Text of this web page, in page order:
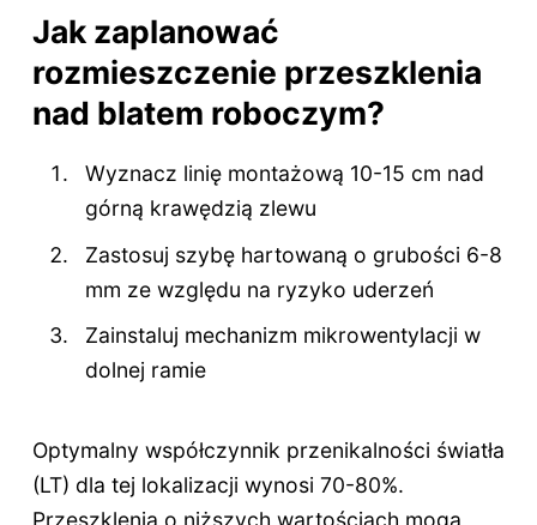
Jak zaplanować
rozmieszczenie przeszklenia
nad blatem roboczym?
Wyznacz linię montażową 10-15 cm nad
górną krawędzią zlewu
Zastosuj szybę hartowaną o grubości 6-8
mm ze względu na ryzyko uderzeń
Zainstaluj mechanizm mikrowentylacji w
dolnej ramie
Optymalny współczynnik przenikalności światła
(LT) dla tej lokalizacji wynosi 70-80%.
Przeszklenia o niższych wartościach mogą